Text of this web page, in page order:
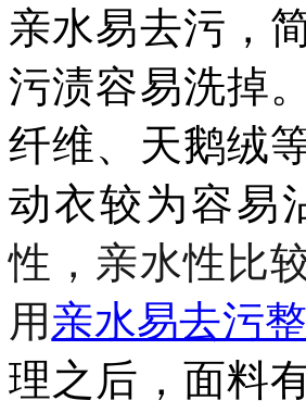
亲水易去污，
污渍容易洗掉
纤维、天鹅绒
动衣较为容易
性， 亲水性比
用 亲水易去污
理之后，面料